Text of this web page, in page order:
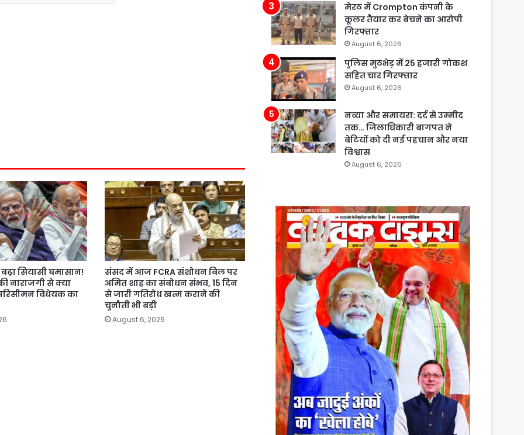
सियासी घमासान!
नाराजगी से क्या
विधेयक का
संसद में आज FCRA संशोधन बिल पर
अमित शाह का संबोधन संभव, 15 दिन
से जारी गतिरोध खत्म कराने की
चुनौती भी बड़ी
August 6, 2026
मेरठ में Crompton कंपनी के
कूलर तैयार कर बेचने का आरोपी
गिरफ्तार
August 6, 2026
पुलिस मुठभेड़ में 25 हजारी गोकश
सहित चार गिरफ्तार
August 6, 2026
नव्या और समायरा: दर्द से उम्मीद
तक… जिलाधिकारी बागपत ने
बेटियों को दी नई पहचान और नया
विश्वास
August 6, 2026